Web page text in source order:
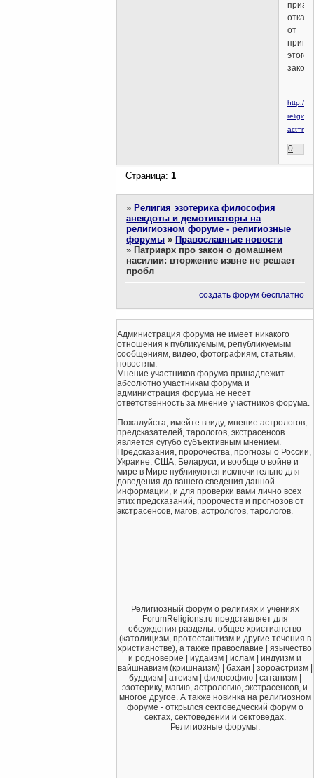
от
этого
-
http://
0
Страница:1
»Религия эзотерика философия
анекдоты и демотиваторы на
религиозном форуме - религиозные
форумы »Православные новости
»Патриарх про закон о домашнем
насилии: вторжение извне не решает
пробл
создать форум бесплатно
Администрация форума не имеет никакого
отношения к публикуемым, републикуемым
сообщениям, видео, фотографиям, статьям,
новостям.
Мнение участников форума принадлежит
абсолютно участникам форума и
администрация форума не несет
ответственность за мнение участников форума.
Пожалуйста, имейте ввиду, мнение астрологов,
предсказателей, тарологов, экстрасенсов
является сугубо субъективным мнением.
Предсказания, пророчества, прогнозы о России,
Украине, США, Беларуси, и вообще о войне и
мире в Мире публикуются исключительно для
доведения до вашего сведения данной
информации, и для проверки вами лично всех
этих предсказаний, пророчеств и прогнозов от
экстрасенсов, магов, астрологов, тарологов.
Религиозный форум о религиях и учениях
ForumReligions.ru представляет для
обсуждения разделы: общее христианство
(католицизм, протестантизм и другие течения в
христианстве), а также православие | язычество
и родноверие | иудаизм | ислам | индуизм и
вайшнавизм (кришнаизм) | бахаи | зороастризм |
буддизм | атеизм | философию | сатанизм |
эзотерику, магию, астрологию, экстрасенсов, и
многое другое. А также новинка на религиозном
форуме - открылся сектоведческий форум о
сектах, сектоведении и сектоведах.
Религиозные форумы.